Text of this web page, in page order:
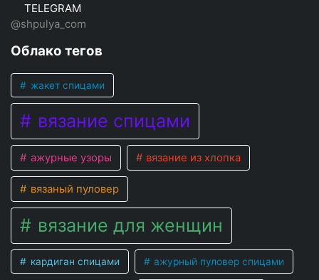
TELEGRAM
@shpulya_com
Облако тегов
жакет спицами
вязание спицами
ажурные узоры вязание из хлопка
вязаный пуловер
вязание для женщин
кардиган спицами ажурный пуловер спицами